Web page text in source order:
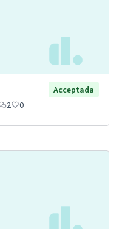
Acceptada
2 0